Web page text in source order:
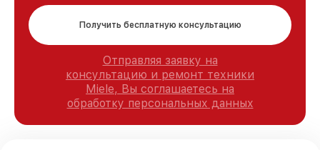
Получить бесплатную консультацию
Отправляя заявку на
консультацию и ремонт техники
Miele, Вы соглашаетесь на
обработку персональных данных